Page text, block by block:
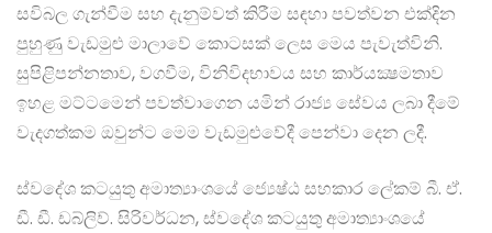
සවිබල ගැන්වීම සහ දැනුම්වත් කිරීම සඳහා පවත්වන එක්දින
පුහුණු වැඩමුළු මාලාවේ කොටසක් ලෙස මෙය පැවැත්විනි.
සුපිළිපන්නතාව, වගවීම, විනිවිදභාවය සහ කාර්යක්‍ෂමතාව
ඉහළ මට්ටමෙන් පවත්වාගෙන යමින් රාජ්‍ය සේවය ලබා දීමේ
වැදගත්කම ඔවුන්ට මෙම වැඩමුළුවේදී පෙන්වා දෙන ලදී.
ස්වදේශ කටයුතු අමාත්‍යාංශයේ ජ්‍යෙෂ්ඨ සහකාර ලේකම් බී. ඒ.
ඩී. ඩී. ඩබ්ලිව්. සිරිවර්ධන, ස්වදේශ කටයුතු අමාත්‍යාංශයේ